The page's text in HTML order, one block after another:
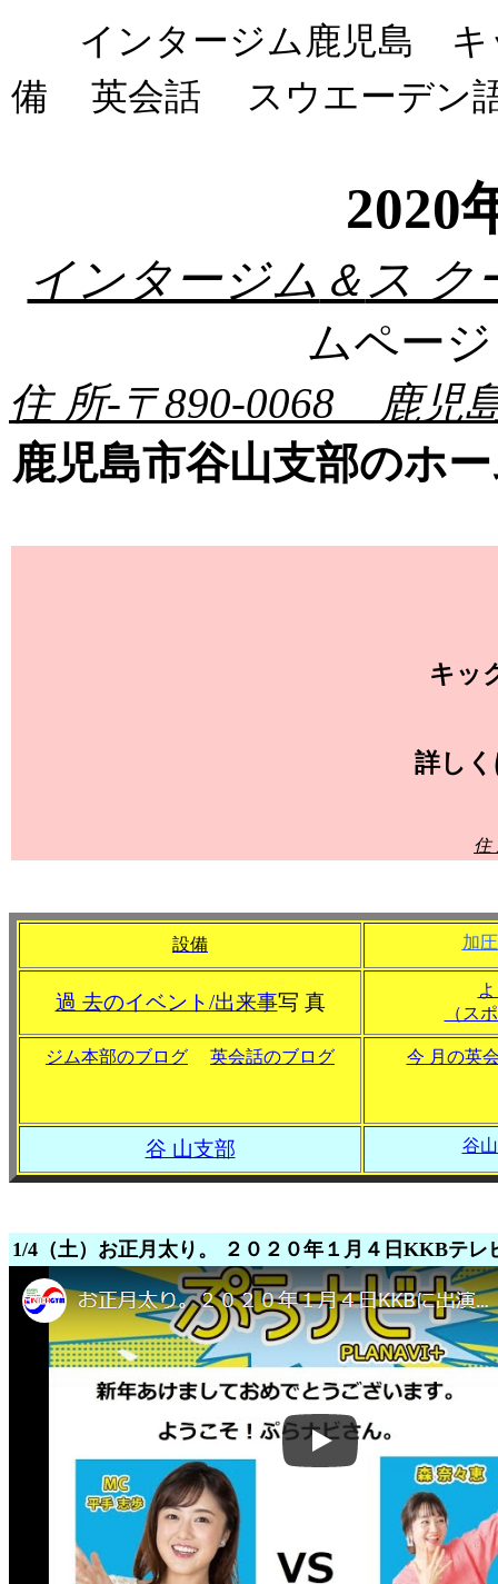
インタージム鹿児島 キ
備
英会話 スウエーデン
2020
インタージム ＆ ス ク
ムペー
住 所-〒890-0068 鹿
鹿児島市谷山支部のホ
キッ
詳し
住
設備 加
過 去のイベント/出来事写 真
（ス
ジム本部のブログ 英会話のブログ 今 月の英
谷 山支部 谷
1/4（土）お正月太り。 ２０２０年１月４日KKBテ